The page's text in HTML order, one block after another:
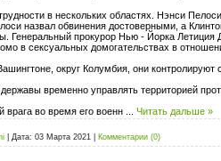
в нескольких областях. Нэнси
назвал обвинения достоверными, а
Генеральный прокурор Нью - Йорка Летиция
в сексуальных домогательствах в
округ Колумбия, они контролируют
временно управлять территорией
врага во время его военн
Читать дальше »
Дата: 03 Марта 2021 Комментарии (0)